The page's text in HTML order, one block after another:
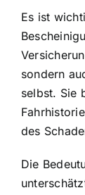
Es ist
sondern
selbst. Sie
des
Die